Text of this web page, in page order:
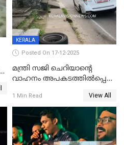
KERALA
Posted On 17-12-2025
മന്ത്രി സജി ചെറിയാന്റെ
വാഹനം അപകടത്തിൽപ്പെട്ടു;
രക്ഷപ്പെട്ടത് തലനാരിടയ്ക്ക്
1 Min Read View All